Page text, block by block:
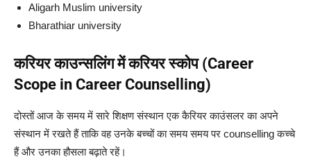
Aligarh Muslim university
Bharathiar university
करियर काउन्सलिंग में करियर स्कोप (Career
Scope in Career Counselling)
दोस्तों आज के समय में सारे शिक्षण संस्थान एक कैरियर काउंसलर का अपने
संस्थान में रखते हैं ताकि वह उनके बच्चों का समय समय पर counselling कच्चे
हैं और उनका हौसला बढ़ाते रहें।